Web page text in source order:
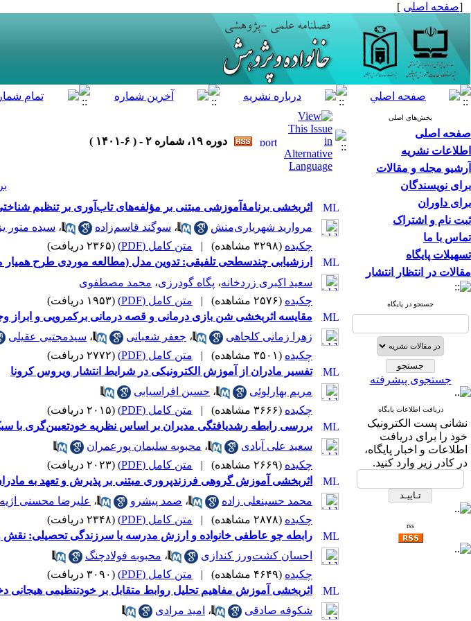
[صفحه اصلی ]
بخش‌های اصلی
صفحه اصلی
اطلاعات نشریه
آرشیو مجله و مقالات
برای نویسندگان
برای داوران
ثبت نام و اشتراک
تماس با ما
تسهیلات پایگاه
مقالات در انتظار انتشار
جستجو در پایگاه
جستجوی پیشرفته
دریافت اطلاعات پایگاه
نشانی پست الکترونیک
خود را برای دریافت
اطلاعات و اخبار پایگاه،
در کادر زیر وارد کنید.
rss
دوره ۱۹، شماره ۲ - ( ۶-۱۴۰۱ )
اثربخشی برنامۀآموزشی مبتنی بر مؤلفه‌های تاب‌آوری بر تنظیم
مروارید شهریاری‌منش
، سوگند قاسم‌زاده ، سیده منور
چکیده (۳۲۹۸ مشاهده) | متن کامل (PDF)
(۲۳۶۵ دریافت)
ارزشیابی چندسطحی تلفیقی: تدوین مدل (مطالعه موردی طرح
سعید اکبری زردخانه، پگاه گودرزی، محمد مصطفوی
چکیده (۲۵۷۶ مشاهده) | متن کامل (PDF)
(۱۹۵۳ دریافت)
مقایسه اثربخشی شن بازی درمانی و قصه درمانی برکمرویی و ابراز
زهرا زمانی کلجاهی
، جعفر شعبانی ، سیدمجتبی عقیلی
چکیده (۳۵۰۱ مشاهده) | متن کامل (PDF)
(۲۷۷۲ دریافت)
تفسیر مادران از آموزش الکترونیکی در شرایط انتشار ویروس کرونا
مریم بهارلوئی
، حسین افراسیابی
چکیده (۳۶۶۶ مشاهده) | متن کامل (PDF)
(۲۰۱۵ دریافت)
بررسی رابطه رشدیافتگی مدیران بر اساس نظریه خودتعیین‌گری با
سعید علی آبادی
، محبوبه سلیمان پورعمران
چکیده (۲۶۶۹ مشاهده) | متن کامل (PDF)
(۲۰۲۳ دریافت)
اثربخشی آموزش گروهی فرزندپروری مبتنی بر پذیرش و تعهد به
محمد حسینعلی زاده
، صمد پیشرو ، علیرضا محسنی اژیه
چکیده (۲۸۷۸ مشاهده) | متن کامل (PDF)
(۲۳۴۸ دریافت)
رابطه‌ جو عاطفی خانواده و ارزش مدرسه با سرزندگی تحصیلی:
احسان کشت‌ورز کندازی
، محبوبه فولادچنگ
چکیده (۴۶۴۹ مشاهده) | متن کامل (PDF)
(۳۰۹۰ دریافت)
اثربخشی آموزش مفاهیم تحلیل روابط متقابل بر خودتنظیمی هیجانی
شکوفه صادقی
، امید مرادی